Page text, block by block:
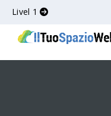
Livel 1